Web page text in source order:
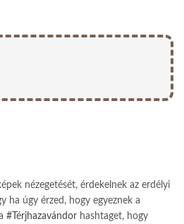
nézegetését, érdekelnek az erdélyi
ha úgy érzed, hogy egyeznek a
#Térjhazavándor hashtaget, hogy